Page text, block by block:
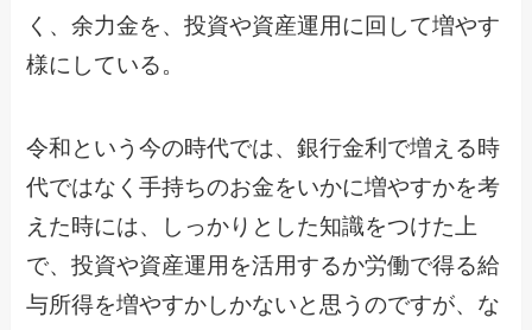
く、余力金を、投資や資産運用に回して増やす
様にしている。
令和という今の時代では、銀行金利で増える時
代ではなく手持ちのお金をいかに増やすかを考
えた時には、しっかりとした知識をつけた上
で、投資や資産運用を活用するか労働で得る給
与所得を増やすかしかないと思うのですが、な